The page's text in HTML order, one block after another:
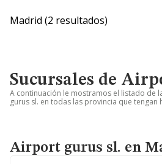
Madrid (2 resultados)
Sucursales de
A continuación le mostramos el listado de
gurus sl. en todas las provincia que tengan
Airport gurus sl. en